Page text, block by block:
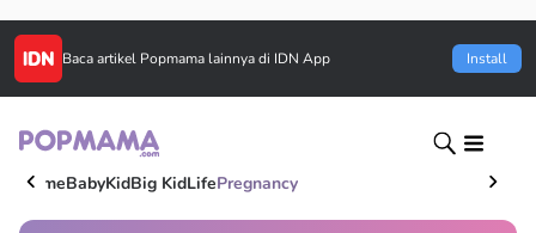
Baca artikel Popmama lainnya di IDN App Install
HomeBabyKidBig KidLifePregnancy